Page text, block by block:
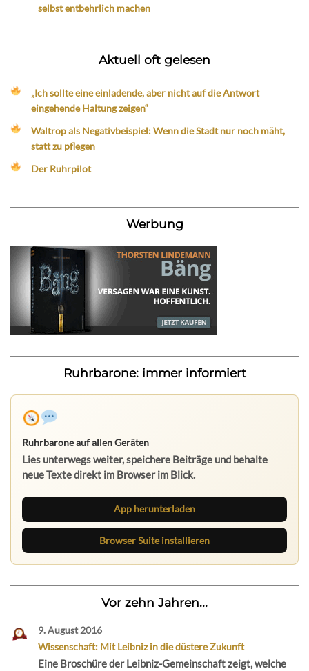
selbst entbehrlich machen
Aktuell oft gelesen
„Ich sollte eine einladende, aber nicht auf die Antwort
eingehende Haltung zeigen“
Waltrop als Negativbeispiel: Wenn die Stadt nur noch mäht,
statt zu pflegen
Der Ruhrpilot
Werbung
Ruhrbarone: immer informiert
Ruhrbarone auf allen Geräten
Lies unterwegs weiter, speichere Beiträge und behalte
neue Texte direkt im Browser im Blick.
App herunterladen
Browser Suite installieren
Vor zehn Jahren...
9. August 2016
Wissenschaft: Mit Leibniz in die düstere Zukunft
Eine Broschüre der Leibniz-Gemeinschaft zeigt, welche